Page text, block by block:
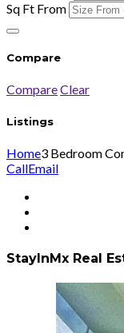
Sq Ft From
Compare
CompareClear
Listings
Home3 Bedroom
CallEmail
StayInMx Real